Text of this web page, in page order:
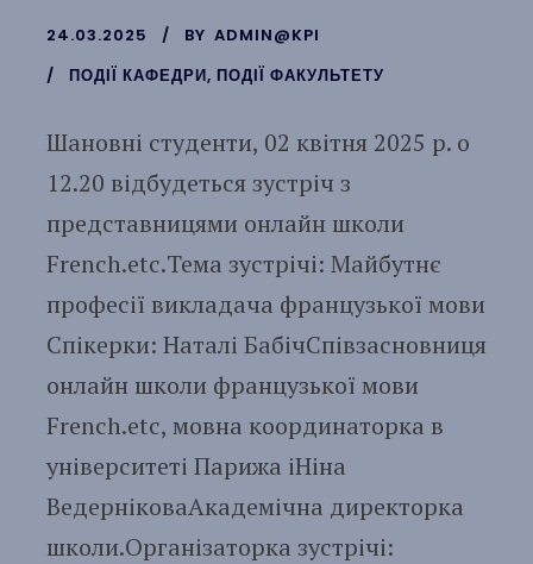
24.03.2025 BY ADMIN@KPI
ПОДІЇ КАФЕДРИ, ПОДІЇ ФАКУЛЬТЕТУ
Шановні студенти, 02 квітня 2025 р. о
12.20 відбудеться зустріч з
представницями онлайн школи
French.etc.Тема зустрічі: Майбутнє
професії викладача французької мови
Спікерки: Наталі БабічСпівзасновниця
онлайн школи французької мови
French.etc, мовна координаторка в
університеті Парижа іНіна
ВедерніковаАкадемічна директорка
школи.Організаторка зустрічі: